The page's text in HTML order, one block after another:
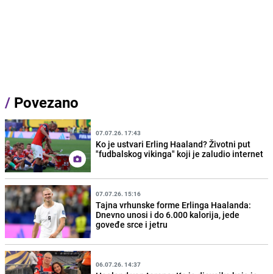
/ Povezano
07.07.26. 17:43
Ko je ustvari Erling Haaland? Životni put
"fudbalskog vikinga" koji je zaludio internet
07.07.26. 15:16
Tajna vrhunske forme Erlinga Haalanda:
Dnevno unosi i do 6.000 kalorija, jede
goveđe srce i jetru
06.07.26. 14:37